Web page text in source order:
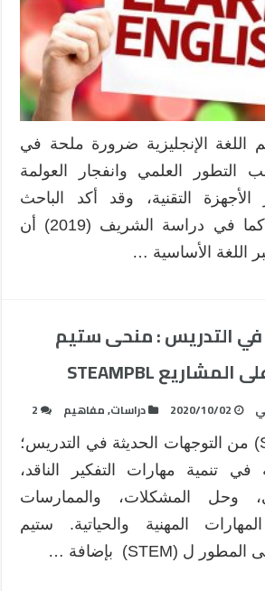
اللغة الإنجليزية ضرورة ملحة في
التطور العلمي وانفجار العولمة
الأجهزة التقنية، وقد أكد الباحث
كريستال (2003) كما في دراسة الشريف (2019) أن
اللغة الأساسية …
في التدريس : منحى ستيم
2020/10/02 دراسات,مفاهيم 2
يعد ستيم (STEAM) من التوجهات الحديثة في التدريس؛
تنمية مهارات التفكير الناقد،
وحل المشكلات، والممارسات
المهنية والحياتية. ستيم